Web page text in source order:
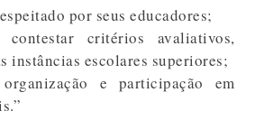
por seus educadores;
critérios avaliativos,
instâncias escolares superiores;
e participação em